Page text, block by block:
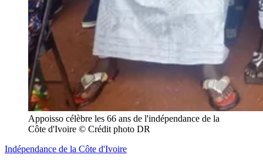
Appoisso célèbre les 66 ans de l'indépendance de la
Côte d'Ivoire © Crédit photo DR
Indépendance de la Côte d'Ivoire